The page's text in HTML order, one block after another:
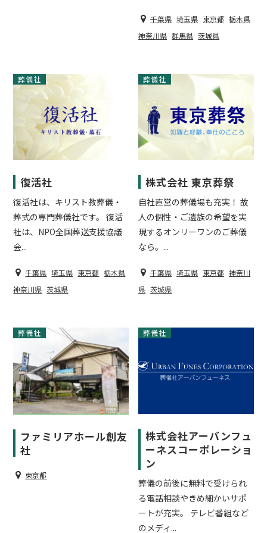
千葉県 埼玉県 東京都 栃木県
神奈川県 群馬県 茨城県
葬儀社
復活社
復活社は、キリスト教葬儀・
葬式の専門葬儀社です。 復活
社は、NPO全国葬送支援協議
会...
千葉県 埼玉県 東京都 栃木県
神奈川県 茨城県
葬儀社
株式会社 東京葬祭
自社直営の葬儀場も充実！ 故
人の個性・ご遺族の希望を実
現するオンリーワンのご葬儀
なら。...
千葉県 埼玉県 東京都 神奈川
県 茨城県
葬儀社
ファミリアホール創友
社
東京都
葬儀社
株式会社アーバンフュ
ーネスコーポレーショ
ン
葬儀の前後に無料で受けられ
る電話相談やきめ細かいサポ
ートが充実。 テレビ番組など
のメディ...